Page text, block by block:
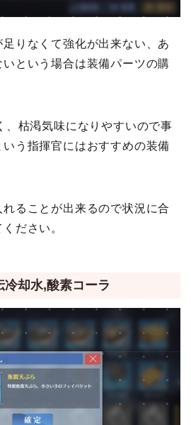
りなくて強化が出来ない、あ
という場合は装備パーツの購
、枯渇気味になりやすいので事
う指揮官にはおすすめの装備
ることが出来るので状況に合
ださい。
冷却水,酸素コーラ